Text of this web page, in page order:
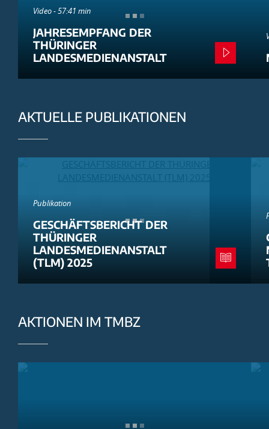
Video - 57:41 min
JAHRESEMPFANG DER
THÜRINGER
LANDESMEDIENANSTALT
AKTUELLE PUBLIKATIONEN
Publikation
GESCHÄFTSBERICHT DER
THÜRINGER
LANDESMEDIENANSTALT
(TLM) 2025
AKTIONEN IM TMBZ